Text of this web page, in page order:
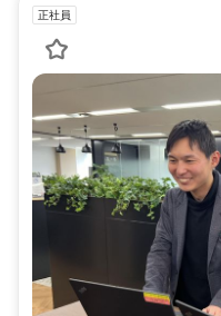
正社員